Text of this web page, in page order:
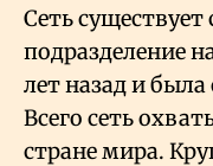
Сеть существует
подразделение
лет назади была
Всего сеть
стране мира.